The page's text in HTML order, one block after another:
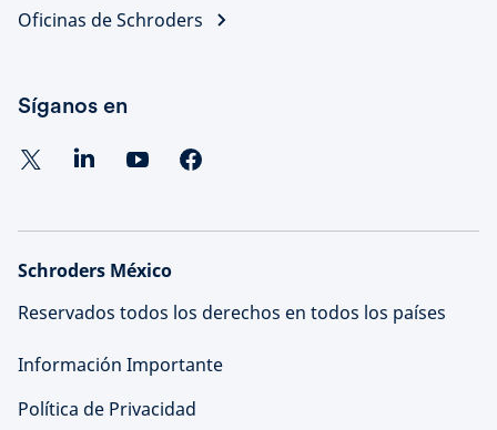
Oficinas de Schroders
Síganos en
Schroders México
Reservados todos los derechos en todos los países
Información Importante
Política de Privacidad